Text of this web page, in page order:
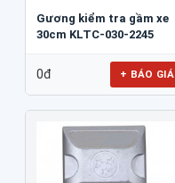
Gương kiểm tra gầm xe
30cm KLTC-030-2245
0đ + BÁO GIÁ